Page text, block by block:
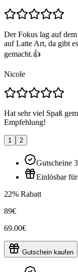
Der Fokus lag auf
auf Latte Art, da gibt
gemacht.👍
Nicole
Hat sehr viel Spaß
Empfehlung!
1 2
Gutscheine
Einlösbar
22% Rabatt
89€
69.00€
Gutschein kaufen